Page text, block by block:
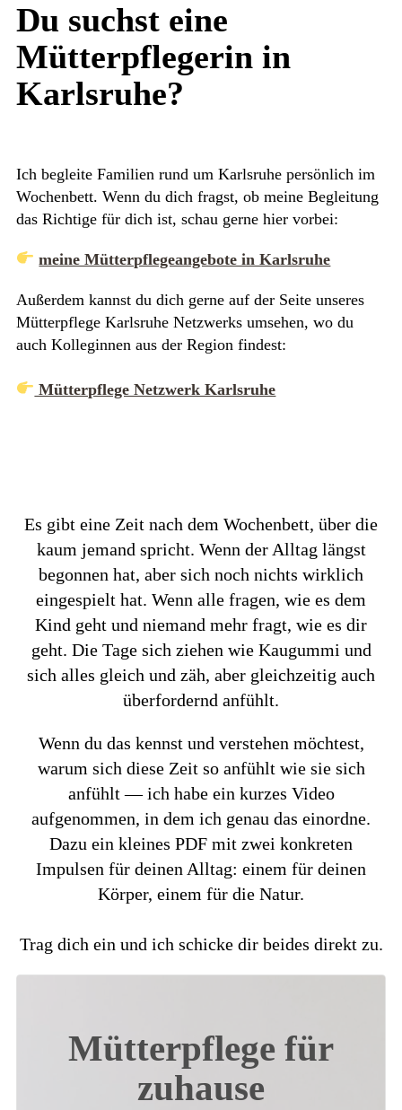
Du suchst eine
Mütterpflegerin in
Karlsruhe?
Ich begleite Familien rund um Karlsruhe persönlich im
Wochenbett. Wenn du dich fragst, ob meine Begleitung
das Richtige für dich ist, schau gerne hier vorbei:
meine Mütterpflegeangebote in Karlsruhe
Außerdem kannst du dich gerne auf der Seite unseres
Mütterpflege Karlsruhe Netzwerks umsehen, wo du
auch Kolleginnen aus der Region findest:
Mütterpflege Netzwerk Karlsruhe
Es gibt eine Zeit nach dem Wochenbett, über die
kaum jemand spricht. Wenn der Alltag längst
begonnen hat, aber sich noch nichts wirklich
eingespielt hat. Wenn alle fragen, wie es dem
Kind geht und niemand mehr fragt, wie es dir
geht. Die Tage sich ziehen wie Kaugummi und
sich alles gleich und zäh, aber gleichzeitig auch
überfordernd anfühlt.
Wenn du das kennst und verstehen möchtest,
warum sich diese Zeit so anfühlt wie sie sich
anfühlt — ich habe ein kurzes Video
aufgenommen, in dem ich genau das einordne.
Dazu ein kleines PDF mit zwei konkreten
Impulsen für deinen Alltag: einem für deinen
Körper, einem für die Natur.
Trag dich ein und ich schicke dir beides direkt zu.
Mütterpflege für
zuhause